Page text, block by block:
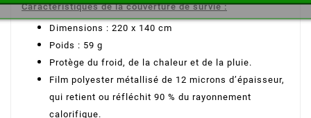
Caractéristiques de la couverture de survie :
Dimensions : 220 x 140 cm
Poids : 59 g
Protège du froid, de la chaleur et de la pluie.
Film polyester métallisé de 12 microns d’épaisseur,
qui retient ou réfléchit 90 % du rayonnement
calorifique.